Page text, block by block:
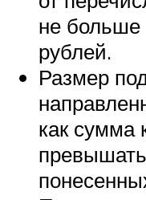
не
рублей.
Размер
как сумма